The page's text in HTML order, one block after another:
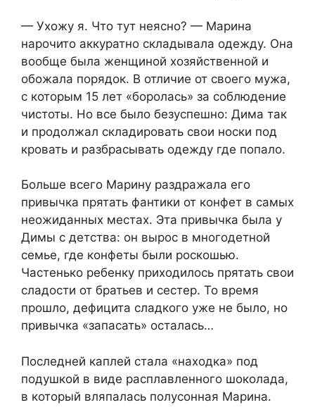
— Ухожу я. Что тут неясно? — Марина
нарочито аккуратно складывала одежду. Она
вообще была женщиной хозяйственной и
обожала порядок. В отличие от своего мужа,
с которым 15 лет «боролась» за соблюдение
чистоты. Но все было безуспешно: Дима так
и продолжал складировать свои носки под
кровать и разбрасывать одежду где попало.
Больше всего Марину раздражала его
привычка прятать фантики от конфет в самых
неожиданных местах. Эта привычка была у
Димы с детства: он вырос в многодетной
семье, где конфеты были роскошью.
Частенько ребенку приходилось прятать свои
сладости от братьев и сестер. То время
прошло, дефицита сладкого уже не было, но
привычка «запасать» осталась…
Последней каплей стала «находка» под
подушкой в виде расплавленного шоколада,
в который вляпалась полусонная Марина.